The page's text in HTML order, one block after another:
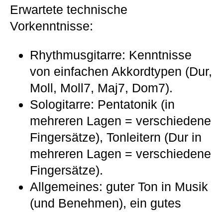
Erwartete technische
Vorkenntnisse:
Rhythmusgitarre: Kenntnisse
von einfachen Akkordtypen (Dur,
Moll, Moll7, Maj7, Dom7).
Sologitarre: Pentatonik (in
mehreren Lagen = verschiedene
Fingersätze), Tonleitern (Dur in
mehreren Lagen = verschiedene
Fingersätze).
Allgemeines: guter Ton in Musik
(und Benehmen), ein gutes